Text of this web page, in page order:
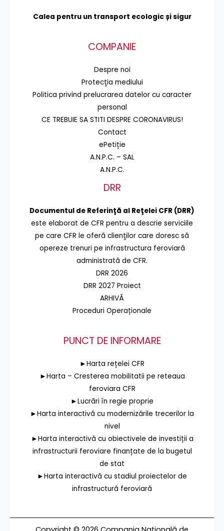
Calea pentru un transport ecologic și sigur
COMPANIE
Despre noi
Protecţia mediului
Politica privind prelucrarea datelor cu caracter
personal
CE TREBUIE SA STITI DESPRE CORONAVIRUS!
Contact
ePetiție
A.N.P.C. – SAL
A.N.P.C.
DRR
Documentul de Referinţă al Reţelei CFR (DRR)
este elaborat de CFR pentru a descrie serviciile
pe care CFR le oferă clienţilor care doresc să
opereze trenuri pe infrastructura feroviară
administrată de CFR.
DRR 2026
DRR 2027 Proiect
ARHIVĂ
Proceduri Operaționale
PUNCT DE INFORMARE
►Harta rețelei CFR
►Harta – Cresterea mobilitatii pe reteaua
feroviara CFR
►Lucrări în regie proprie
►Harta interactivă cu modernizările trecerilor la
nivel
►Harta interactivă cu obiectivele de investiții a
infrastructurii feroviare finanțate de la bugetul
de stat
►Harta interactivă cu stadiul proiectelor de
infrastructură feroviară